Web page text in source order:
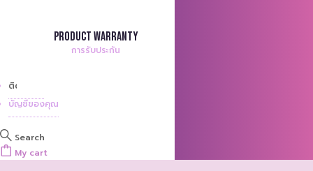
Product Warranty
การรับประกัน
ติดต่อเรา
บัญชีของคุณ
Search
My cart